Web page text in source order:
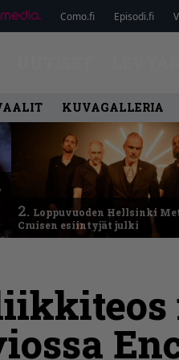
Como.fi Episodi.fi
KUVAGALLERIA
2. Loppuvuoden Hellsinki
Cruisen esiintyjät julki